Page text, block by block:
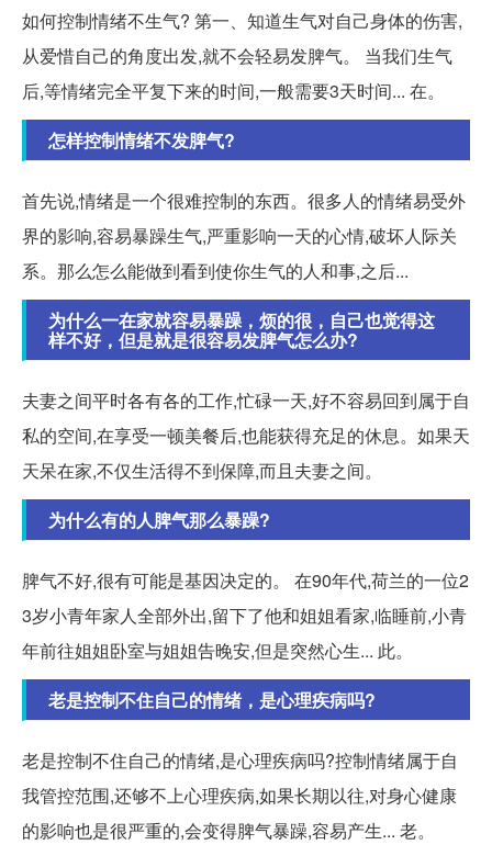
如何控制情绪不生气? 第一、知道生气对自己身体的伤害,
从爱惜自己的角度出发,就不会轻易发脾气。 当我们生气
后,等情绪完全平复下来的时间,一般需要3天时间... 在。
怎样控制情绪不发脾气?
首先说,情绪是一个很难控制的东西。很多人的情绪易受外
界的影响,容易暴躁生气,严重影响一天的心情,破坏人际关
系。那么怎么能做到看到使你生气的人和事,之后...
为什么一在家就容易暴躁，烦的很，自己也觉得这
样不好，但是就是很容易发脾气怎么办?
夫妻之间平时各有各的工作,忙碌一天,好不容易回到属于自
私的空间,在享受一顿美餐后,也能获得充足的休息。如果天
天呆在家,不仅生活得不到保障,而且夫妻之间。
为什么有的人脾气那么暴躁?
脾气不好,很有可能是基因决定的。 在90年代,荷兰的一位2
3岁小青年家人全部外出,留下了他和姐姐看家,临睡前,小青
年前往姐姐卧室与姐姐告晚安,但是突然心生... 此。
老是控制不住自己的情绪，是心理疾病吗?
老是控制不住自己的情绪,是心理疾病吗?控制情绪属于自
我管控范围,还够不上心理疾病,如果长期以往,对身心健康
的影响也是很严重的,会变得脾气暴躁,容易产生... 老。